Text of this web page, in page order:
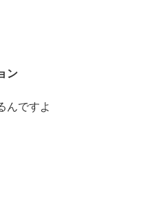
ン
んですよ